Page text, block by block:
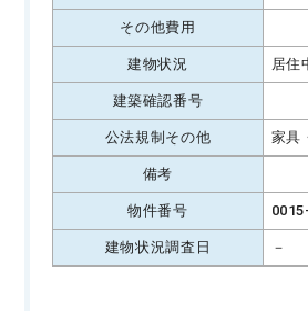
その他費用
建物状況 居住
建築確認番号
公法規制その他 家具
備考
物件番号
建物状況調査日 －